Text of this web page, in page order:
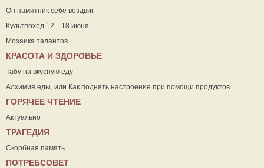
Он памятник себе воздвиг
Культпоход 12—18 июня
Мозаика талантов
КРАСОТА И ЗДОРОВЬЕ
Табу на вкусную еду
Алхимия еды, или Как поднять настроение при помощи продуктов
ГОРЯЧЕЕ ЧТЕНИЕ
Актуально
ТРАГЕДИЯ
Скорбная память
ПОТРЕБСОВЕТ